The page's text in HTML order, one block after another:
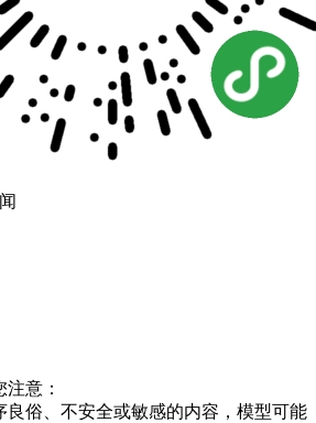
意：
良俗、不安全或敏感的内容，模型可能